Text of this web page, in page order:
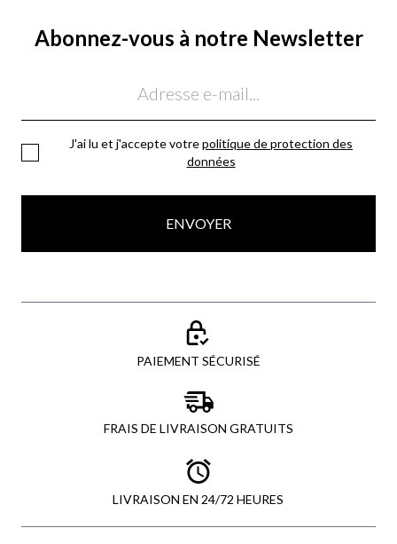
Abonnez-vous à notre Newsletter
J'ai lu et j'accepte votrepolitique de protection des
données
ENVOYER
PAIEMENT SÉCURISÉ
FRAIS DE LIVRAISON GRATUITS
LIVRAISON EN 24/72 HEURES